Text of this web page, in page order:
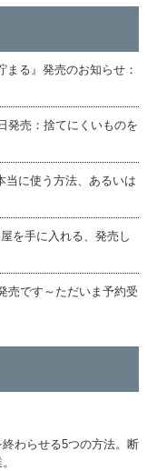
る』発売のお知らせ：
発売：捨てにくいものを
当に使う方法、あるいは
を手に入れる、発売し
売です～ただいま予約受
わらせる5つの方法。断